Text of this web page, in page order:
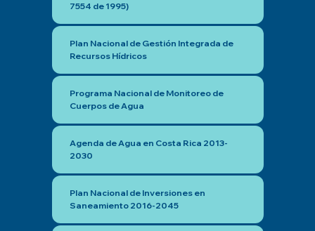
7554 de 1995)
Plan Nacional de Gestión Integrada de
Recursos Hídricos
Programa Nacional de Monitoreo de
Cuerpos de Agua
Agenda de Agua en Costa Rica 2013-
2030
Plan Nacional de Inversiones en
Saneamiento 2016-2045